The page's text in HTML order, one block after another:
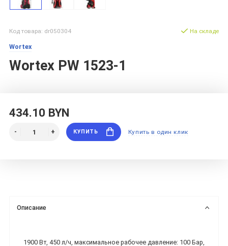
Код товара: dr050304
Wortex
Wortex PW 1523-1
На складе
434.10 BYN
КУПИТЬ Купить в один клик
Описание
1900 Вт, 450 л/ч, максимальное рабочее давление: 100 Бар,